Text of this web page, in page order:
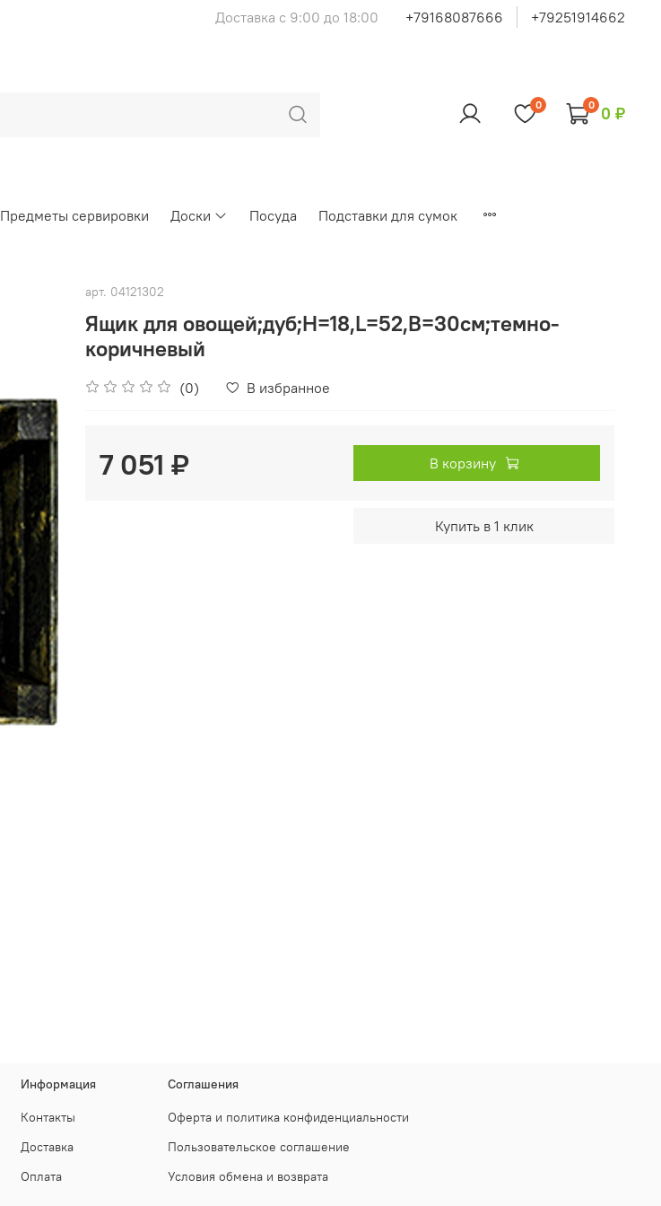
Доставка с 9:00 до 18:00 +79168087666 +79251914662
0 0 0 ₽
Предметы сервировки Доски Посуда Подставки для сумок
арт. 04121302
Ящик для овощей;дуб;H=18,L=52,B=30см;темно-
коричневый
(0) В избранное
7 051 ₽ В корзину
Купить в 1 клик
Информация
Контакты
Доставка
Оплата
Соглашения
Оферта и политика конфиденциальности
Пользовательское соглашение
Условия обмена и возврата